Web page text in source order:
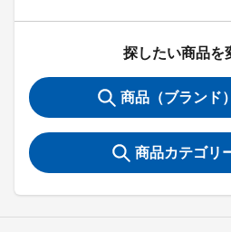
探したい商品を
商品（ブランド
商品カテゴリ